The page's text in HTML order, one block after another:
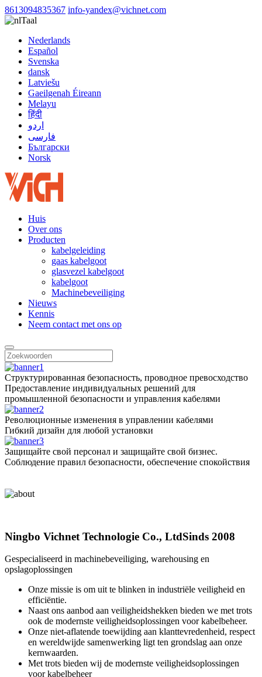
8613094835367 info-yandex@vichnet.com
Taal
Nederlands
Español
Svenska
dansk
Latviešu
Gaeilgenah Éireann
Melayu
हिंदी
اردو
فارسی
Български
Norsk
Huis
Over ons
Producten
kabelgeleiding
gaas kabelgoot
glasvezel kabelgoot
kabelgoot
Machinebeveiliging
Nieuws
Kennis
Neem contact met ons op
Структурированная безопасность, проводное превосходство
Предоставление индивидуальных решений для
промышленной безопасности и управления кабелями
Революционные изменения в управлении кабелями
Гибкий дизайн для любой установки
Защищайте свой персонал и защищайте свой бизнес.
Соблюдение правил безопасности, обеспечение спокойствия
Ningbo Vichnet Technologie Co., LtdSinds 2008
Gespecialiseerd in machinebeveiliging, warehousing en
opslagoplossingen
Onze missie is om uit te blinken in industriële veiligheid en
efficiëntie.
Naast ons aanbod aan veiligheidshekken bieden we met trots
ook de modernste veiligheidsoplossingen voor kabelbeheer.
Onze niet-aflatende toewijding aan klanttevredenheid, respect
en wereldwijde samenwerking ligt ten grondslag aan onze
kernwaarden.
Met trots bieden wij de modernste veiligheidsoplossingen
voor kabelbeheer